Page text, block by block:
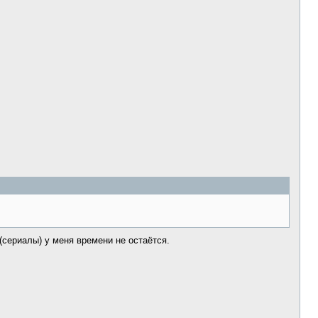
у меня времени не остаётся.